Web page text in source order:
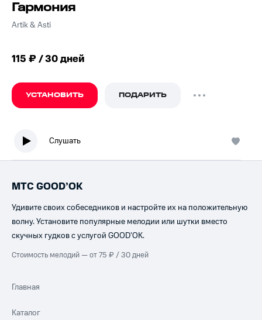
Гармония
Artik & Asti
115 ₽ / 30 дней
УСТАНОВИТЬ ПОДАРИТЬ
Слушать
МТС GOOD’OK
Удивите своих собеседников и настройте их на положительную
волну. Установите популярные мелодии или шутки вместо
скучных гудков с услугой GOOD’OK.
Стоимость мелодий — от 75 ₽ / 30 дней
Главная
Каталог